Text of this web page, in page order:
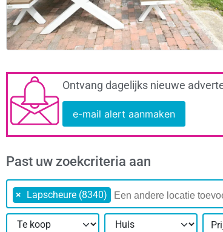
Ontvang dagelijks nieuwe
e-mail alert aanmaken
Past uw zoekcriteria aan
× Lapscheure (8340)